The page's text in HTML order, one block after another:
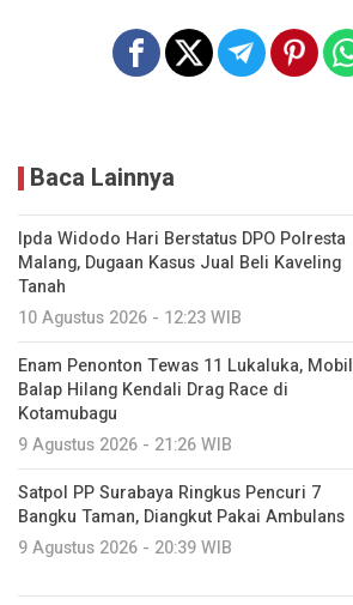
Baca Lainnya
Ipda Widodo Hari Berstatus DPO Polresta
Malang, Dugaan Kasus Jual Beli Kaveling
Tanah
10 Agustus 2026 - 12:23 WIB
Enam Penonton Tewas 11 Lukaluka, Mobil
Balap Hilang Kendali Drag Race di
Kotamubagu
9 Agustus 2026 - 21:26 WIB
Satpol PP Surabaya Ringkus Pencuri 7
Bangku Taman, Diangkut Pakai Ambulans
9 Agustus 2026 - 20:39 WIB